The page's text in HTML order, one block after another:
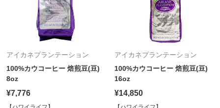
アイカネプランテーション
100%カウコーヒー 焙煎豆(豆)
8oz
¥7,776
アイカネプランテーション
100%カウコーヒー 焙煎豆(豆)
16oz
¥14,850